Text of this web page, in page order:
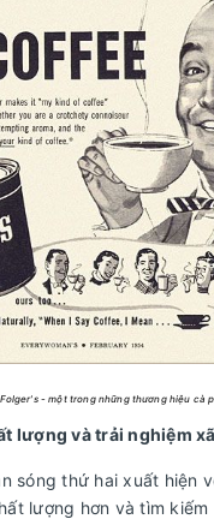
- một trong những thương hiệu cà
lượng và trải nghiệm
sóng thứ hai xuất hiện
lượng hơn và tìm kiếm